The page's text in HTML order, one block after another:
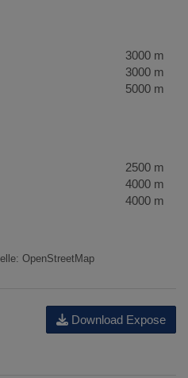
3000 m
3000 m
5000 m
2500 m
4000 m
4000 m
OpenStreetMap
Download Expose